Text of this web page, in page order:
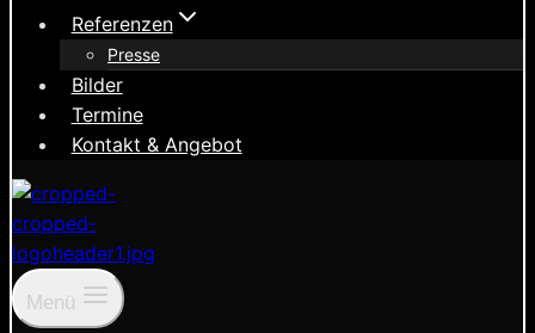
Referenzen
Presse
Bilder
Termine
Kontakt & Angebot
Menü